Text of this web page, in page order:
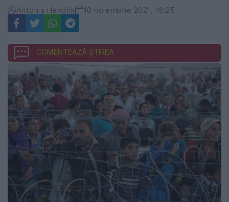
Antonia Hendrik 10 noiembrie 2021, 16:25
COMENTEAZĂ ȘTIREA